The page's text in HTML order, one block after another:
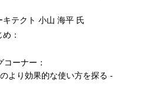
クト 小山 海平 氏
：
ーナー：
より効果的な使い方を探る -